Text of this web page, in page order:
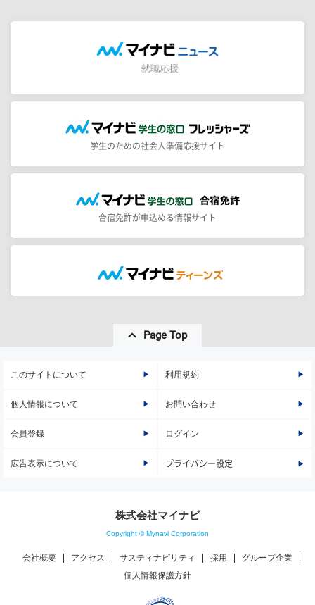
学生のための社会人準備応援サイト
合宿免許が申込める情報サイト
Page Top
このサイトについて 利用規約
個人情報について お問い合わせ
会員登録 ログイン
広告表示について プライバシー設定
株式会社マイナビ
Copyright © Mynavi Corporation
会社概要 アクセス サスティナビリティ 採用
グループ企業
個人情報保護方針